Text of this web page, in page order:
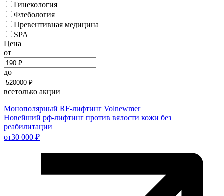
Гинекология
Флебология
Превентивная медицина
SPA
Цена
от
до
всетолько акции
Монополярный RF-лифтинг Volnewmer
Новейший рф-лифтинг против вялости кожи без
реабилитации
от30 000 ₽